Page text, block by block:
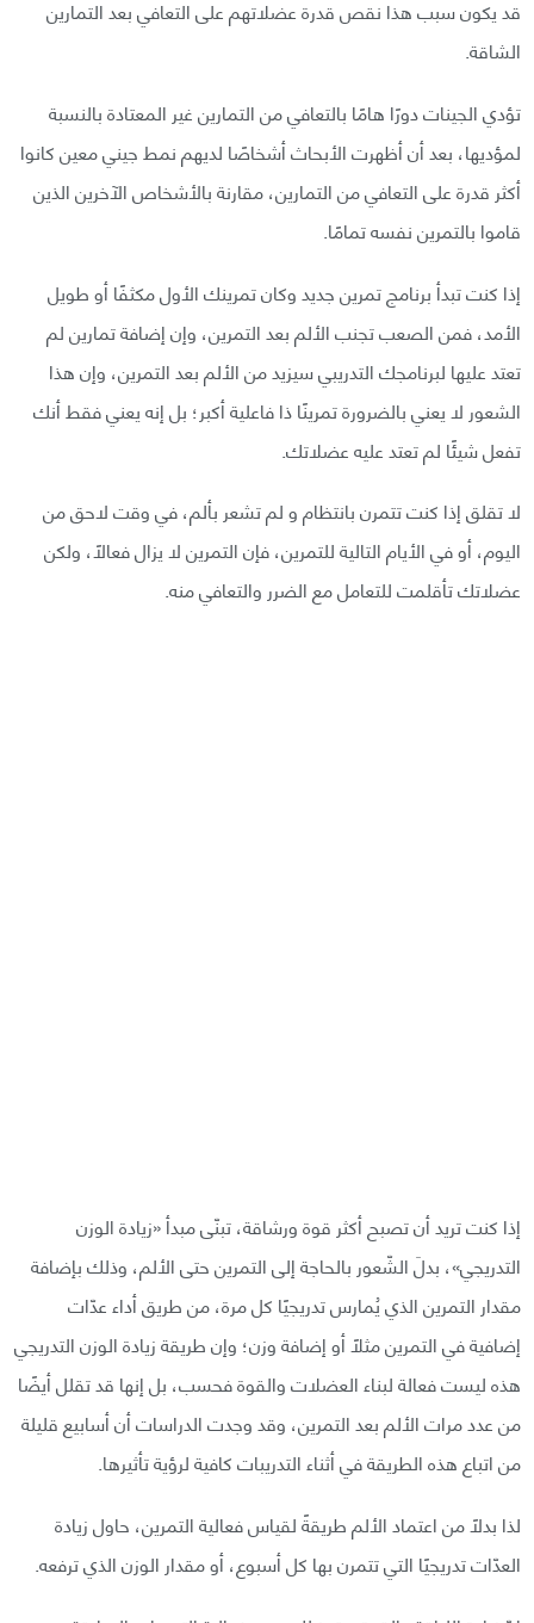
قد يكون سبب هذا نقص قدرة عضلاتهم على التعافي بعد التمارين
الشاقة.
تؤدي الجينات دورًا هامًا بالتعافي من التمارين غير المعتادة بالنسبة
لمؤديها، بعد أن أظهرت الأبحاث أشخاصًا لديهم نمط جيني معين كانوا
أكثر قدرة على التعافي من التمارين، مقارنة بالأشخاص الآخرين الذين
قاموا بالتمرين نفسه تمامًا.
إذا كنت تبدأ برنامج تمرين جديد وكان تمرينك الأول مكثفًا أو طويل
الأمد، فمن الصعب تجنب الألم بعد التمرين، وإن إضافة تمارين لم
تعتد عليها لبرنامجك التدريبي سيزيد من الألم بعد التمرين، وإن هذا
الشعور لا يعني بالضرورة تمرينًا ذا فاعلية أكبر؛ بل إنه يعني فقط أنك
تفعل شيئًا لم تعتد عليه عضلاتك.
لا تقلق إذا كنت تتمرن بانتظام و لم تشعر بألم، في وقت لاحق من
اليوم، أو في الأيام التالية للتمرين، فإن التمرين لا يزال فعالًا، ولكن
عضلاتك تأقلمت للتعامل مع الضرر والتعافي منه.
إذا كنت تريد أن تصبح أكثر قوة ورشاقة، تبنّى مبدأ «زيادة الوزن
التدريجي»، بدلَ الشّعور بالحاجة إلى التمرين حتى الألم، وذلك بإضافة
مقدار التمرين الذي يُمارس تدريجيًا كل مرة، من طريق أداء عدّات
إضافية في التمرين مثلًا أو إضافة وزن؛ وإن طريقة زيادة الوزن التدريجي
هذه ليست فعالة لبناء العضلات والقوة فحسب، بل إنها قد تقلل أيضًا
من عدد مرات الألم بعد التمرين، وقد وجدت الدراسات أن أسابيع قليلة
من اتباع هذه الطريقة في أثناء التدريبات كافية لرؤية تأثيرها.
لذا بدلًا من اعتماد الألم طريقةً لقياس فعالية التمرين، حاول زيادة
العدّات تدريجيًا التي تتمرن بها كل أسبوع، أو مقدار الوزن الذي ترفعه.